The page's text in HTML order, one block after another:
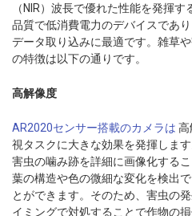
（NIR）波長で優れた性能を発揮
品質で低消費電力のデバイスであ
データ取り込みに最適です。雑草
の特徴は以下の通りです。
高解像度
AR2020センサー搭載のカメラは 高
視タスクに大きな効果を発揮しま
害虫の噛み跡を詳細に画像化する
葉の構造や色の微細な変化を検出
とができます。そのため、害虫の
イミングで対処することで作物の